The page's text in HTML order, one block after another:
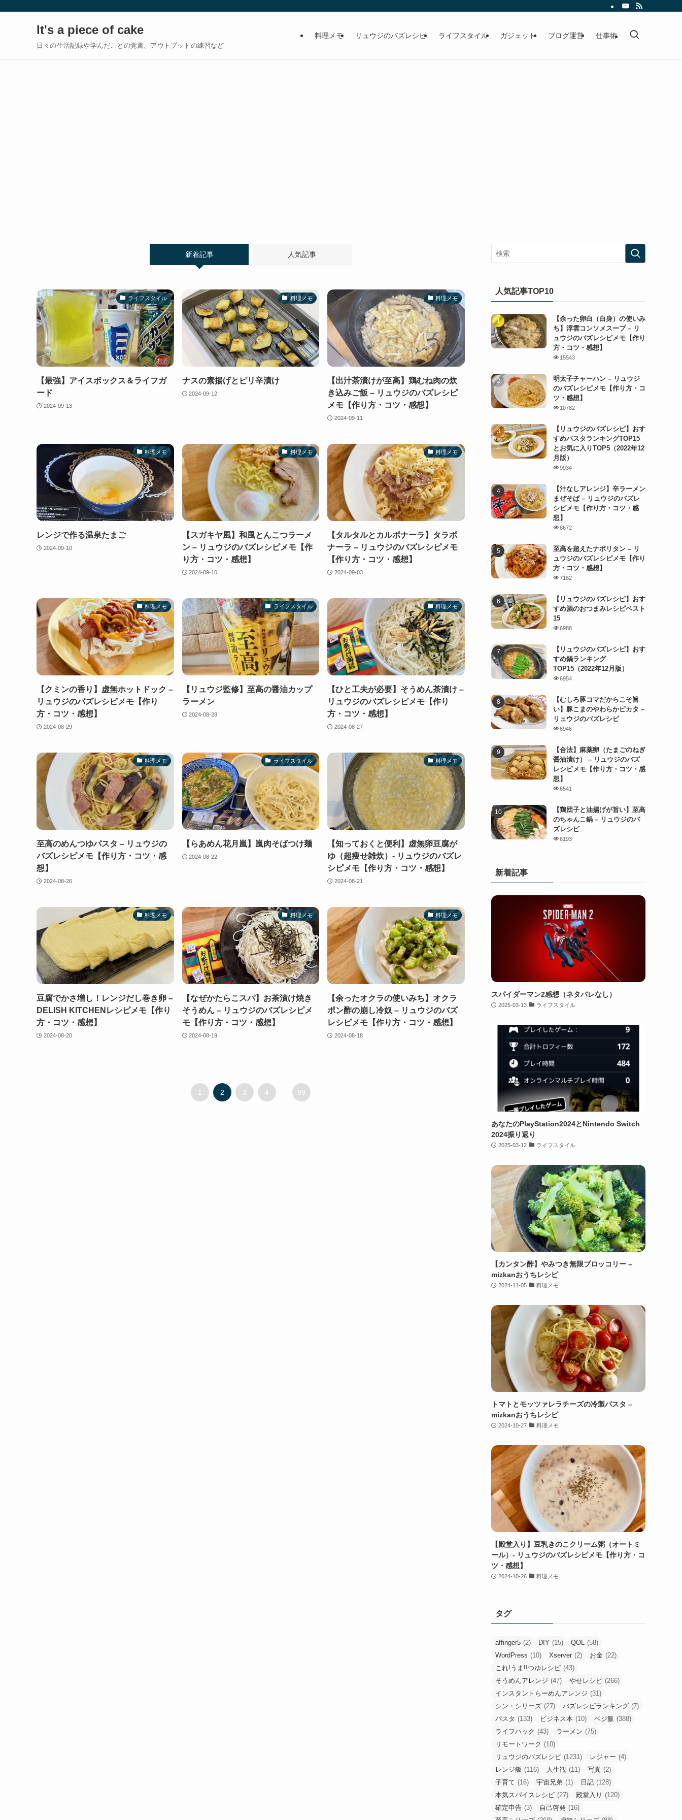
It's a piece of cake
日々の生活記録や学んだことの覚書、アウトプットの練習など
料理メモ リュウジのバズレシピ ライフスタイル ガジェット ブログ運営 仕事術
新着記事 人気記事
ライフスタイル
【最強】アイスボックス＆ライフガ
ード
2024-09-13
料理メモ
ナスの素揚げとピリ辛漬け
2024-09-12
料理メモ
【出汁茶漬けが至高】鶏むね肉の炊
き込みご飯 – リュウジのバズレシピ
メモ【作り方・コツ・感想】
2024-09-11
料理メモ
レンジで作る温泉たまご
2024-09-10
料理メモ
【スガキヤ風】和風とんこつラーメ
ン – リュウジのバズレシピメモ【作
り方・コツ・感想】
2024-09-10
料理メモ
【タルタルとカルボナーラ】タラボ
ナーラ – リュウジのバズレシピメモ
【作り方・コツ・感想】
2024-09-03
料理メモ
【クミンの香り】虚無ホットドック –
リュウジのバズレシピメモ【作り
方・コツ・感想】
2024-08-29
ライフスタイル
【リュウジ監修】至高の醤油カップ
ラーメン
2024-08-28
料理メモ
【ひと工夫が必要】そうめん茶漬け –
リュウジのバズレシピメモ【作り
方・コツ・感想】
2024-08-27
料理メモ
至高のめんつゆパスタ – リュウジの
バズレシピメモ【作り方・コツ・感
想】
2024-08-26
ライフスタイル
【らあめん花月嵐】嵐肉そばつけ麺
2024-08-22
料理メモ
【知っておくと便利】虚無卵豆腐が
ゆ（超痩せ雑炊）- リュウジのバズレ
シピメモ【作り方・コツ・感想】
2024-08-21
料理メモ
豆腐でかさ増し！レンジだし巻き卵 –
DELISH KITCHENレシピメモ【作り
方・コツ・感想】
2024-08-20
料理メモ
【なぜかたらこスパ】お茶漬け焼き
そうめん – リュウジのバズレシピメ
モ【作り方・コツ・感想】
2024-08-19
料理メモ
【余ったオクラの使いみち】オクラ
ポン酢の崩し冷奴 – リュウジのバズ
レシピメモ【作り方・コツ・感想】
2024-08-18
1 2 3 4 99
人気記事TOP10
【余った卵白（白身）の使いみ
ち】浮雲コンソメスープ – リ
ュウジのバズレシピメモ【作り
方・コツ・感想】
15543
明太子チャーハン – リュウジ
のバズレシピメモ【作り方・コ
ツ・感想】
10782
【リュウジのバズレシピ】おす
すめパスタランキングTOP15
とお気に入りTOP5（2022年12
月版）
9934
【汁なしアレンジ】辛ラーメン
まぜそば – リュウジのバズレ
シピメモ【作り方・コツ・感
想】
8672
至高を超えたナポリタン – リ
ュウジのバズレシピメモ【作り
方・コツ・感想】
7162
【リュウジのバズレシピ】おす
すめ酒のおつまみレシピベスト
15
6988
【リュウジのバズレシピ】おす
すめ鍋ランキング
TOP15（2022年12月版）
6954
【むしろ豚コマだからこそ旨
い】豚こまのやわらかピカタ –
リュウジのバズレシピ
6946
【合法】麻薬卵（たまごのねぎ
醤油漬け） – リュウジのバズ
レシピメモ【作り方・コツ・感
想】
6541
【鶏団子と油揚げが旨い】至高
のちゃんこ鍋 – リュウジのバ
ズレシピ
6193
新着記事
スパイダーマン2感想（ネタバレなし）
2025-03-13 ライフスタイル
あなたのPlayStation2024とNintendo Switch
2024振り返り
2025-03-12 ライフスタイル
【カンタン酢】やみつき無限ブロッコリー –
mizkanおうちレシピ
2024-11-05 料理メモ
トマトとモッツァレラチーズの冷製パスタ –
mizkanおうちレシピ
2024-10-27 料理メモ
【殿堂入り】豆乳きのこクリーム粥（オートミ
ール）- リュウジのバズレシピメモ【作り方・コ
ツ・感想】
2024-10-26 料理メモ
タグ
affinger5 (2) DIY (15) QOL (58)
WordPress (10) Xserver (2) お金 (22)
これ!うま!!つゆレシピ (43)
そうめんアレンジ (47) やせレシピ (266)
インスタントらーめんアレンジ (31)
シン・シリーズ (27) バズレシピランキング (7)
パスタ (133) ビジネス本 (10) ベジ飯 (388)
ライフハック (43) ラーメン (75)
リモートワーク (10)
リュウジのバズレシピ (1231) レジャー (4)
レンジ飯 (116) 人生観 (11) 写真 (2)
子育て (16) 宇宙兄弟 (1) 日記 (128)
本気スパイスレシピ (27) 殿堂入り (120)
確定申告 (3) 自己啓発 (16)